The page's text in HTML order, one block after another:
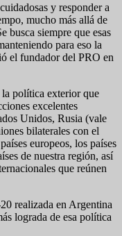
y responder a
mucho más allá de
busca siempre que esas
para eso la
el fundador del PRO en
política exterior que
excelentes
Unidos, Rusia (vale
bilaterales con el
europeos, los países
de nuestra región, así
que reúnen
realizada en Argentina
lograda de esa política